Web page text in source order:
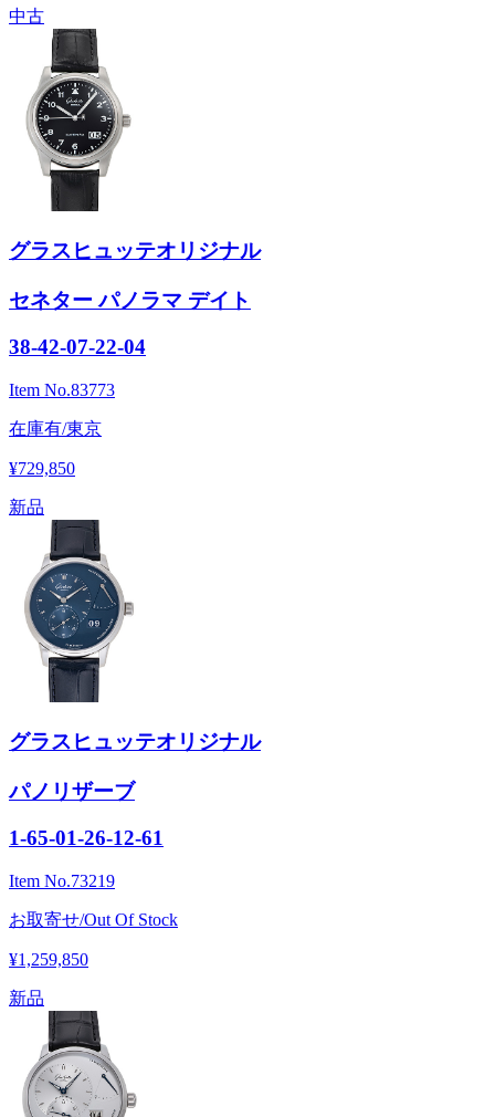
中古
グラスヒュッテオリジナル
セネター パノラマ デイト
38-42-07-22-04
Item No.83773
在庫有/東京
¥729,850
新品
グラスヒュッテオリジナル
パノリザーブ
1-65-01-26-12-61
Item No.73219
お取寄せ/Out Of Stock
¥1,259,850
新品